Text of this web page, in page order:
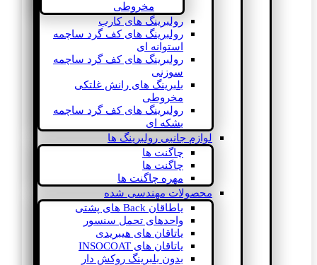
مخروطی
رولبرینگ های کارب
رولبرینگ های کف گرد ساچمه
استوانه ای
رولبرینگ های کف گرد ساچمه
سوزنی
بلبرینگ های رانش غلتکی
مخروطی
رولبرینگ های کف گرد ساچمه
بشکه ای
لوازم جانبی رولبرینگ ها
چاگنت ها
چاگنت ها
مهره چاگنت ها
محصولات مهندسی شده
یاطاقان Back های پشتی
واحدهای تحمل سنسور
یاتاقان های هیبریدی
یاتاقان های INSOCOAT
بدون بلبرینگ روکش دار